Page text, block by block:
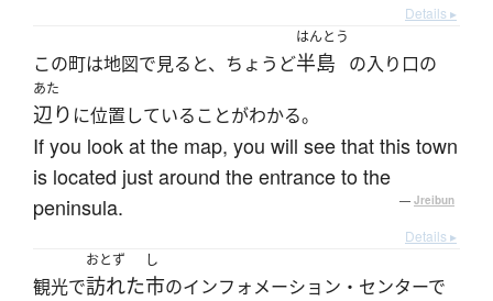
Details ▸
この町は地図で見ると、ちょうど
はんとう
半島 の入り口の
あた
辺り に位置していることがわかる。
If you look at the map, you will see that this town
is located just around the entrance to the
peninsula.
— Jreibun
Details ▸
観光で
おとず
訪れた
し
市のインフォメーション・センターで